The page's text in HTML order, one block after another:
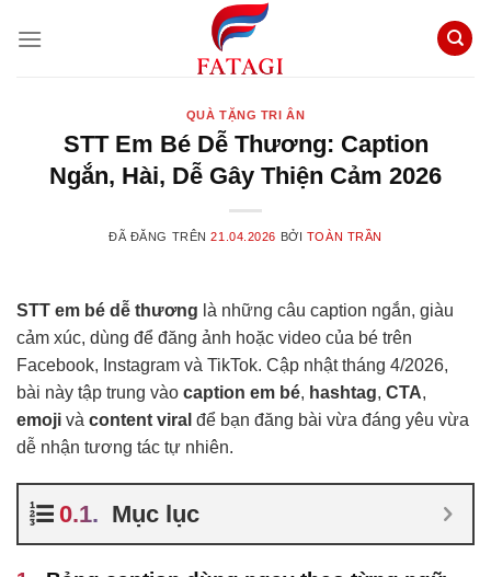
đến
QUÀ TẶNG TRI ÂN
STT Em Bé Dễ Thương: Caption
Ngắn, Hài, Dễ Gây Thiện Cảm 2026
ĐÃ ĐĂNG TRÊN21.04.2026 BỞI TOÀN TRẦN
STT em bé dễ thương là những câu caption ngắn, giàu
cảm xúc, dùng để đăng ảnh hoặc video của bé trên
Facebook, Instagram và TikTok. Cập nhật tháng 4/2026,
bài này tập trung vào caption em bé, hashtag, CTA,
emoji và content viral để bạn đăng bài vừa đáng yêu vừa
dễ nhận tương tác tự nhiên.
Mục lục